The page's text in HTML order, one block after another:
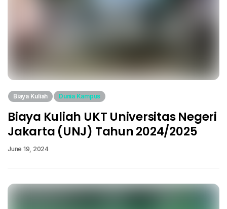
Biaya Kuliah Dunia Kampus
Biaya Kuliah UKT Universitas Negeri
Jakarta (UNJ) Tahun 2024/2025
June 19, 2024